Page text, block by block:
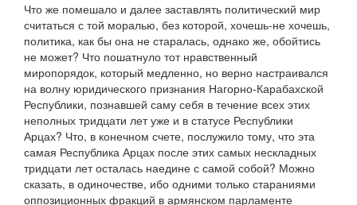
Что же помешало и далее заставлять политический мир
считаться с той моралью, без которой, хочешь-не хочешь,
политика, как бы она не старалась, однако же, обойтись
не может? Что пошатнуло тот нравственный
миропорядок, который медленно, но верно настраивался
на волну юридического признания Нагорно-Карабахской
Республики, познавшей саму себя в течение всех этих
неполных тридцати лет уже и в статусе Республики
Арцах? Что, в конечном счете, послужило тому, что эта
самая Республика Арцах после этих самых нескладных
тридцати лет осталась наедине с самой собой? Можно
сказать, в одиночестве, ибо одними только стараниями
оппозиционных фракций в армянском парламенте